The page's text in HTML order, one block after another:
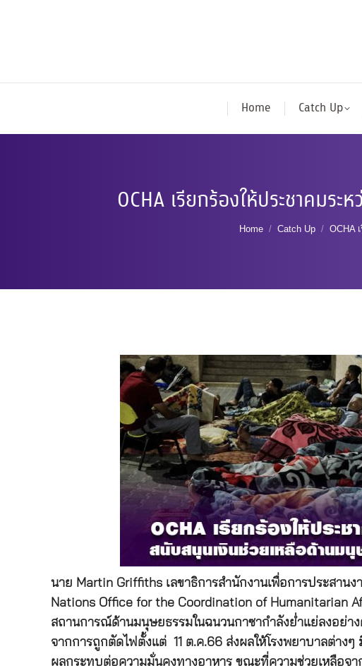
Home Catch Up
OCHA เรียกร้องให้ประชาคมร
You are here:
Home Catch Up OCHA
นาย Martin Griffiths เลขาธิการสำนักงานเพื่อการประสาน
Nations Office for the Coordination of Humanitarian
สถานการณ์ด้านมนุษยธรรมในฉนวนกาซากำลังย่ำแย่ลงอย่า
จากการถูกตัดไฟตั้งแต่ 11 ต.ค.66 ส่งผลให้โรงพยาบาลต่างๆ
ผลกระทบต่อความมั่นคงทางอาหาร ขณะที่ความช่วยเหลือจ